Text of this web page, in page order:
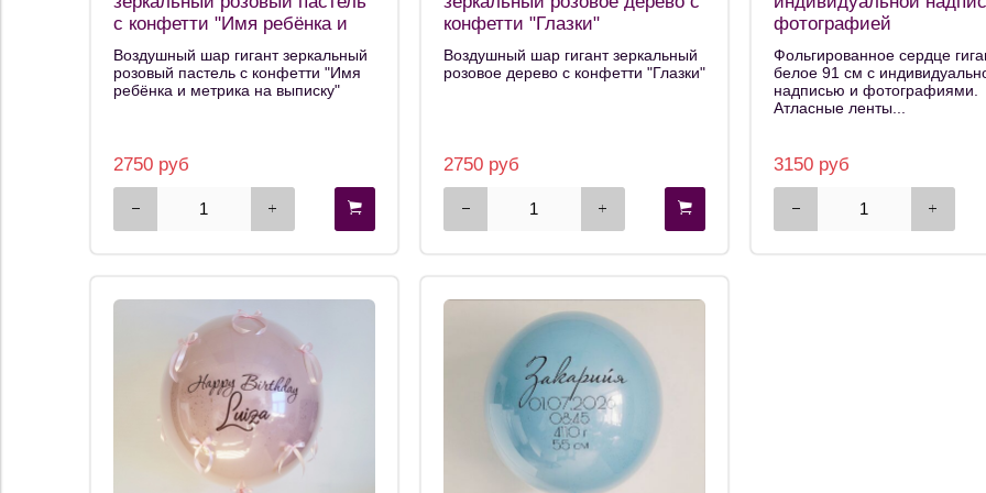
с конфетти "Имя ребёнка и
метрика на выписку"
Воздушный шар гигант зеркальный
розовый пастель с конфетти "Имя
ребёнка и метрика на выписку"
2750 руб
конфетти "Глазки"
Воздушный шар гигант зеркальный
розовое дерево с конфетти "Глазки"
2750 руб
фотографией
Фольгированное сердце
белое 91 см с
надписью и фотографиями.
Атласные ленты...
3150 руб